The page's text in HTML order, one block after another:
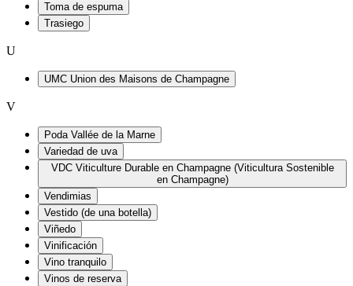
Toma de espuma
Trasiego
U
UMC Union des Maisons de Champagne
V
Poda Vallée de la Marne
Variedad de uva
VDC Viticulture Durable en Champagne (Viticultura Sostenible
en Champagne)
Vendimias
Vestido (de una botella)
Viñedo
Vinificación
Vino tranquilo
Vinos de reserva